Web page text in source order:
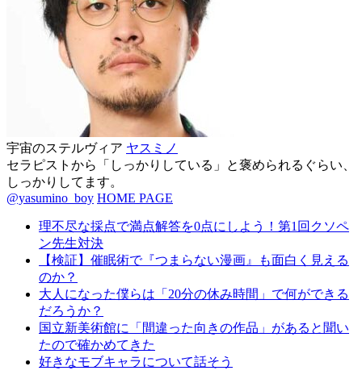
宇宙のステルヴィア ヤスミノ
セラピストから「しっかりしている」と褒められるぐらい、
しっかりしてます。
@yasumino_boy HOME PAGE
理不尽な採点で満点解答を0点にしよう！第1回クソペ
ン先生対決
【検証】催眠術で『つまらない漫画』も面白く見える
のか？
大人になった僕らは「20分の休み時間」で何ができる
だろうか？
国立新美術館に「間違った向きの作品」があると聞い
たので確かめてきた
好きなモブキャラについて話そう